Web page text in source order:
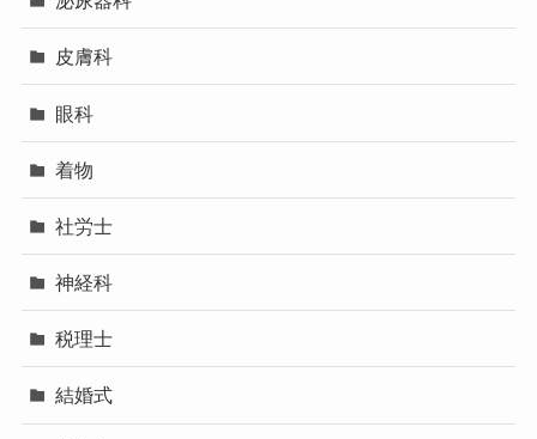
皮膚科
眼科
着物
社労士
神経科
税理士
結婚式